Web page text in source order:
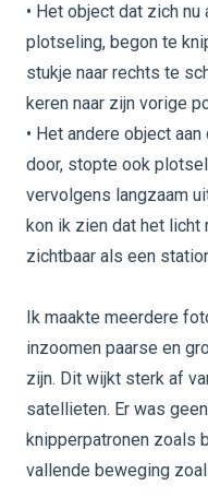
• Het object dat zich
plotseling, begon te
stukje naar rechts te
keren naar zijn vorige
• Het andere object
door, stopte ook
vervolgens langzaam
kon ik zien dat het
zichtbaar als een
Ik maakte meerdere
inzoomen paarse en
zijn. Dit wijkt sterk af
satellieten. Er was
knipperpatronen zoals
vallende beweging